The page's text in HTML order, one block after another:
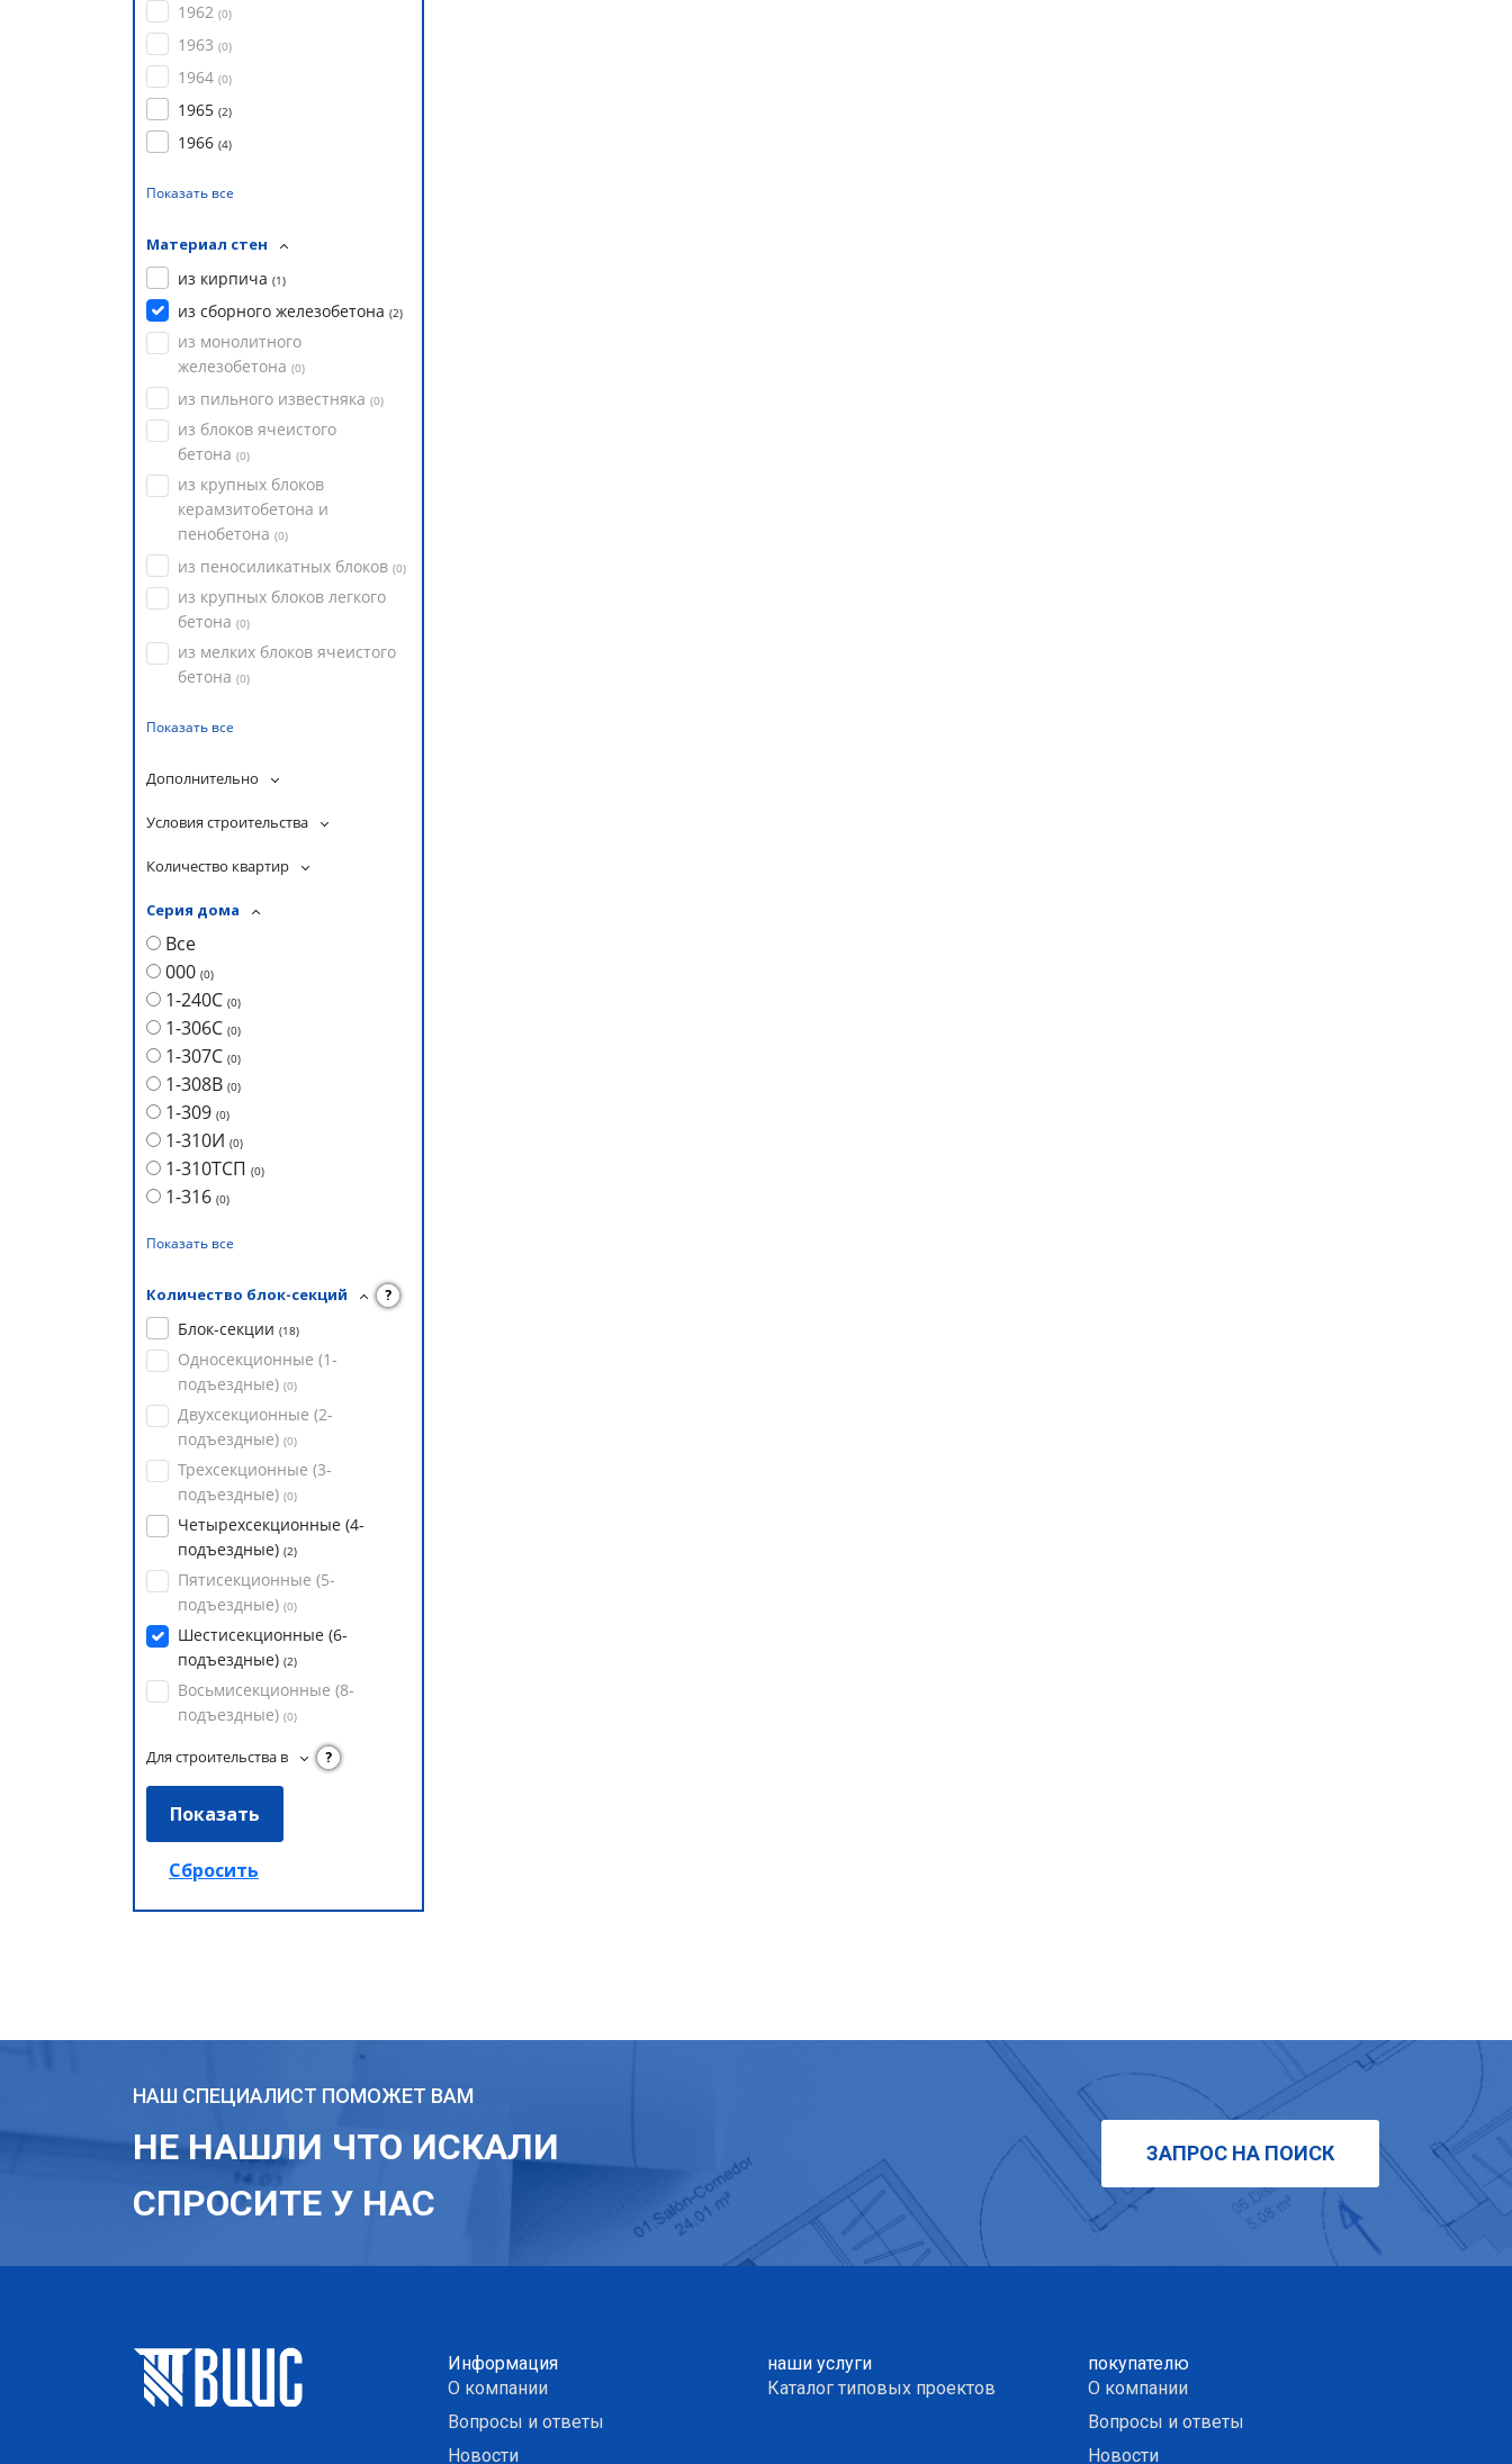
1962 (0)
1963 (0)
1964 (0)
1965 (2)
1966 (4)
Показать все
Материал стен
из кирпича (1)
из сборного железобетона (2)
из монолитного
железобетона (0)
из пильного известняка (0)
из блоков ячеистого
бетона (0)
из крупных блоков
керамзитобетона и
пенобетона (0)
из пеносиликатных блоков (0)
из крупных блоков легкого
бетона (0)
из мелких блоков ячеистого
бетона (0)
Показать все
Дополнительно
Условия строительства
Количество квартир
Серия дома
Все
000 (0)
1-240С (0)
1-306С (0)
1-307С (0)
1-308В (0)
1-309 (0)
1-310И (0)
1-310ТСП (0)
1-316 (0)
Показать все
Количество блок-секций ?
Блок-секции (18)
Односекционные (1-
подъездные) (0)
Двухсекционные (2-
подъездные) (0)
Трехсекционные (3-
подъездные) (0)
Четырехсекционные (4-
подъездные) (2)
Пятисекционные (5-
подъездные) (0)
Шестисекционные (6-
подъездные) (2)
Восьмисекционные (8-
подъездные) (0)
Для строительства в ?
НАШ СПЕЦИАЛИСТ ПОМОЖЕТ ВАМ
НЕ НАШЛИ ЧТО ИСКАЛИ
СПРОСИТЕ У НАС
ЗАПРОС НА ПОИСК
Информация
О компании
Вопросы и ответы
Новости
наши услуги
Каталог типовых проектов
покупателю
О компании
Вопросы и ответы
Новости